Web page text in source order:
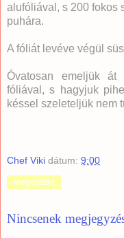
alufóliával, s 200 fokos
puhára.
A fóliát levéve végül
Óvatosan emeljük
fóliával, s hagyjuk
késsel szeleteljük nem
Chef Viki dátum: 9:00
Megosztás
Nincsenek